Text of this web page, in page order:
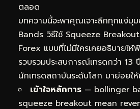
ตลอด
บทความนี้จะพาคุณเจาะลึกทุกแง่มุ
Bands วิธีใช้ Squeeze
Forex แบบที่ไม่มีใครเคยอธิบายใ
รวบรวมประสบการณ์เทรดกว่า 13
นักเทรดสถาบันระดับโลก มาย่อยให้
เข้าใจหลักการ — bollinger
squeeze breakout mean